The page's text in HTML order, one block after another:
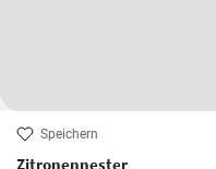
Speichern
Zitronennester